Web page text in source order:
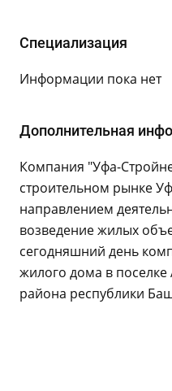
Специализация
Информации пока нет
Дополнительная
Компания "Уфа-
строительном рынке
направлением
возведение жилых
сегодняшний день
жилого дома в поселке
района республики